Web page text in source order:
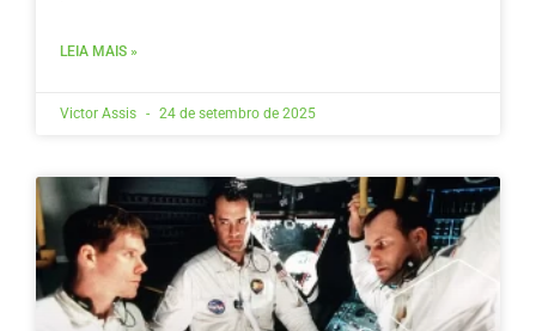
LEIA MAIS »
Victor Assis 24 de setembro de 2025